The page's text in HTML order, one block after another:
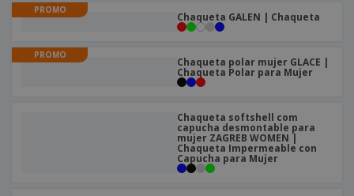
PROMO
Chaqueta GALEN | Chaqueta
PROMO
Chaqueta polar mujer GLACE |
Chaqueta Polar para Mujer
Chaqueta softshell com
capucha desmontable para
mujer ZAGREB WOMEN |
Chaqueta Impermeable con
Capucha para Mujer